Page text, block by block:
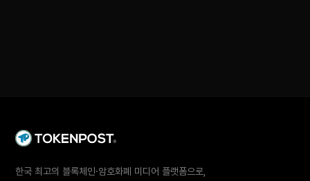
한국 최고의 블록체인·암호화폐 미디어 플랫폼으로,